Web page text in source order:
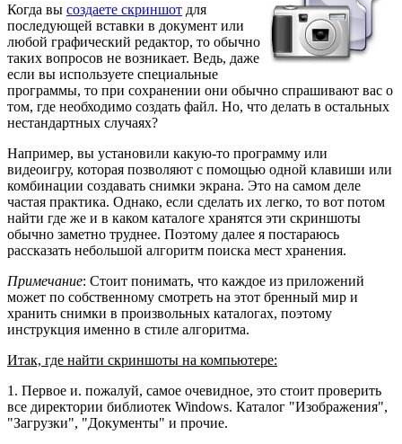
Когда вы создаете скриншот для
последующей вставки в документ или
любой графический редактор, то обычно
таких вопросов не возникает. Ведь, даже
если вы используете специальные
программы, то при сохранении они обычно спрашивают вас о
том, где необходимо создать файл. Но, что делать в остальных
нестандартных случаях?
Например, вы установили какую-то программу или
видеоигру, которая позволяют с помощью одной клавиши или
комбинации создавать снимки экрана. Это на самом деле
частая практика. Однако, если сделать их легко, то вот потом
найти где же и в каком каталоге хранятся эти скриншоты
обычно заметно труднее. Поэтому далее я постараюсь
рассказать небольшой алгоритм поиска мест хранения.
Примечание: Стоит понимать, что каждое из приложений
может по собственному смотреть на этот бренный мир и
хранить снимки в произвольных каталогах, поэтому
инструкция именно в стиле алгоритма.
Итак, где найти скриншоты на компьютере:
1. Первое и. пожалуй, самое очевидное, это стоит проверить
все директории библиотек Windows. Каталог "Изображения",
"Загрузки", "Документы" и прочие.